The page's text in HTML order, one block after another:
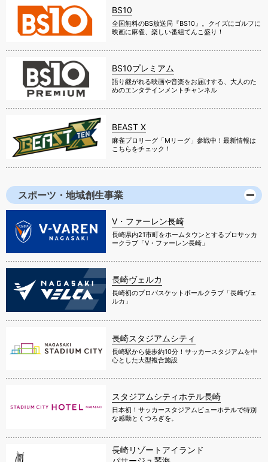
BS10
全国無料のBS放送局『BS10』。クイズにゴルフに
映画に麻雀、楽しい番組てんこ盛り！
BS10プレミアム
語り継がれる映画や音楽をお届けする、大人のた
めのエンタテインメントチャンネル
BEAST X
麻雀プロリーグ「Mリーグ」参戦中！最新情報は
こちらをチェック！
スポーツ・地域創生事業
V・ファーレン長崎
長崎県内21市町をホームタウンとするプロサッカ
ークラブ「V・ファーレン長崎」
長崎ヴェルカ
長崎初のプロバスケットボールクラブ「長崎ヴェ
ルカ」
長崎スタジアムシティ
長崎駅から徒歩約10分！サッカースタジアムを中
心とした大型複合施設
スタジアムシティホテル長崎
日本初！サッカースタジアムビューホテルで特別
な感動とくつろぎを。
長崎リゾートアイランド